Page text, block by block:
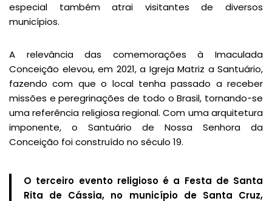
especial também atrai visitantes de diversos
municípios.
A relevância das comemorações à Imaculada
Conceição elevou, em 2021, a Igreja Matriz a Santuário,
fazendo com que o local tenha passado a receber
missões e peregrinações de todo o Brasil, tornando-se
uma referência religiosa regional. Com uma arquitetura
imponente, o Santuário de Nossa Senhora da
Conceição foi construído no século 19.
O terceiro evento religioso é a Festa de Santa
Rita de Cássia, no município de Santa Cruz,